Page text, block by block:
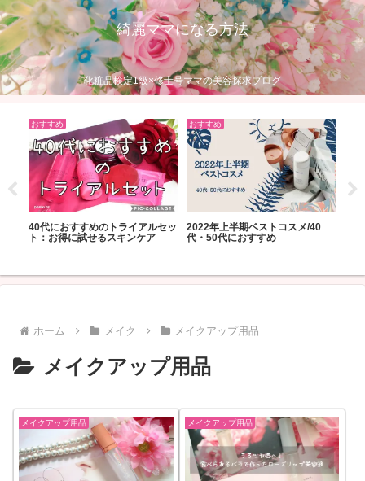
綺麗ママになる方法
化粧品検定1級×修士号ママの美容探求ブログ
おすすめ
40代におすすめのトライアルセッ
ト：お得に試せるスキンケア
おすすめ
2022年上半期ベストコスメ/40
代・50代におすすめ
ホーム メイク メイクアップ用品
メイクアップ用品
メイクアップ用品 メイクアップ用品